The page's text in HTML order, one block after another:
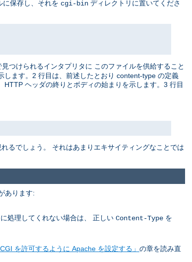
に保存し、それを cgi-bin ディレクトリに置いてくださ
見つけられるインタプリタに このファイルを供給すること
ます。2 行目は、前述したとおり content-type の定義
ヘッダの終りとボディの始まりを示します。3 行目
るでしょう。 それはあまりエキサイティングなことでは
あります:
処理してくれない場合は、 正しい Content-Type を
CGI を許可するように Apache を設定する」 の章を読み直